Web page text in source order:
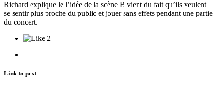
Richard explique le l’idée de la scène B vient du fait qu’ils veulent
se sentir plus proche du public et jouer sans effets pendant une partie
du concert.
2
Link to post